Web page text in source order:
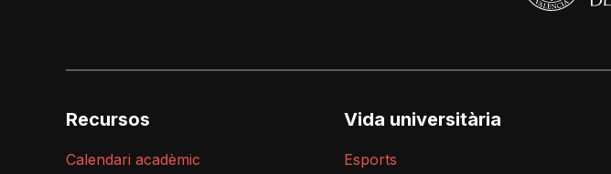
Recursos
Calendari acadèmic
Vida universitària
Esports